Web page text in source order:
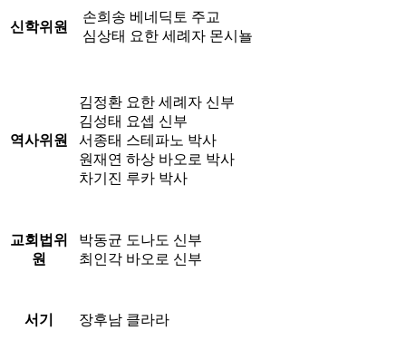
신학위원
손희송 베네딕토 주교
심상태 요한 세례자 몬시뇰
역사위원
김정환 요한 세례자 신부
김성태 요셉 신부
서종태 스테파노 박사
원재연 하상 바오로 박사
차기진 루카 박사
교회법위
원
박동균 도나도 신부
최인각 바오로 신부
서기 장후남 클라라